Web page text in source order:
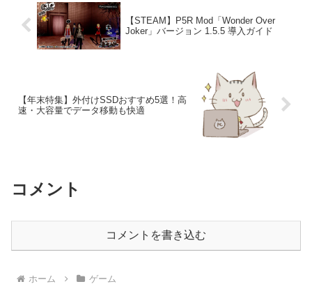
【STEAM】P5R Mod「Wonder Over
Joker」バージョン 1.5.5 導入ガイド
【年末特集】外付けSSDおすすめ5選！高
速・大容量でデータ移動も快適
コメント
コメントを書き込む
ホーム ゲーム